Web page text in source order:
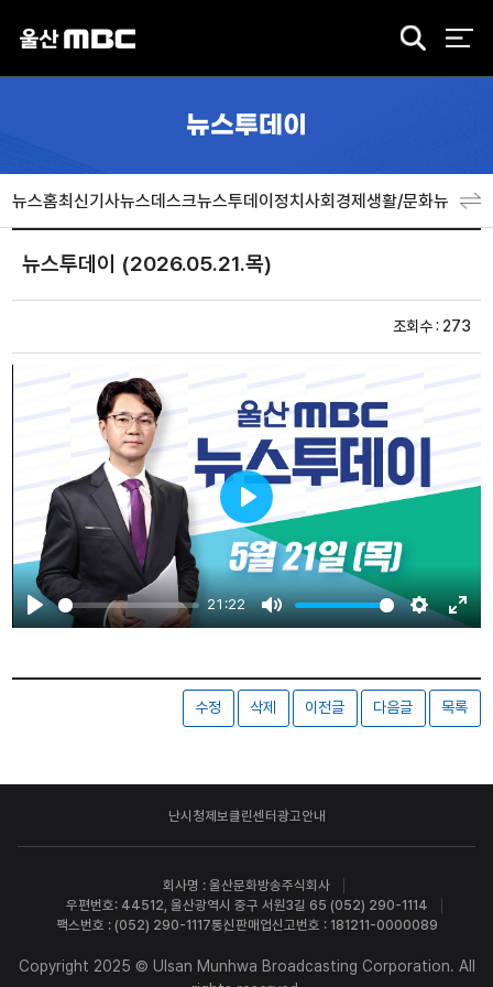
검
뉴스투데이
뉴스홈최신기사뉴스데스크뉴스투데이정치사회경제생활/문화뉴스특
뉴스투데이 (2026.05.21.목)
조회수 : 273
Play
21:22
Mute Settings
Play
수정 삭제 이전글 다음글 목록
난시청제보클린센터광고안내
회사명 : 울산문화방송주식회사
우편번호: 44512, 울산광역시 중구 서원3길 65 (052) 290-1114
팩스번호 : (052) 290-1117통신판매업신고번호 : 181211-0000089
Copyright 2025 © Ulsan Munhwa Broadcasting Corporation. All